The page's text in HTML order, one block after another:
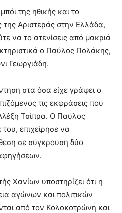
της ηθικής και το
Αριστεράς στην Ελλάδα,
να το ατενίσεις από μακριά
ο Παύλος Πολάκης,
Γεωργιάδη.
στα όσα είχε γράψει ο
τις εκφράσεις που
Τσίπρα. Ο Παύλος
επιχείρησε να
σε σύγκρουση δύο
Χανίων υποστηρίζει ότι η
αγώνων και πολιτικών
από τον Κολοκοτρώνη και